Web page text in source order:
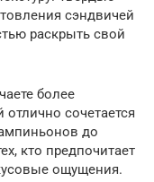
сэндвичей
раскрыть свой
более
сочетается
до
кто предпочитает
ощущения.